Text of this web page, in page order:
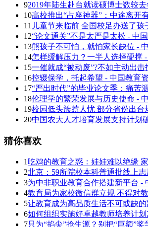
92019年陆生赴台就读硕博士数较
10高校推出“占座神器”：中途离开
11 儿童节来临前 全国校足办送了孩
12“论文通关”不是太严是太松 - 中
13熊孩子不可怕，就怕家长缺位 -
14怎样缓解压力？一半人选择硬撑
15一催就成“被动废”?不如主动出击
16控辍保学，托起希望 - 中国教育
17“严出时代”的毕业论文季：痛苦
18伦理学的繁荣发展与历史使命 -
19校园低头族惹人忧 部分省份出台
20中国农大人才培育发展支持计划
猜你喜欢
1 吃鸡的教育之惑：娃娃难以绝缘
2北京：59所院校本科普通批线上
3为中非职业教育合作搭建新平台 -
4教育局为家校微信群立规 不得对
5让教育成为高品质生活不可或缺
6如何组织实施好卓越教师培养计划
7只为“掐尖”抢生源？别把“巨额”奖